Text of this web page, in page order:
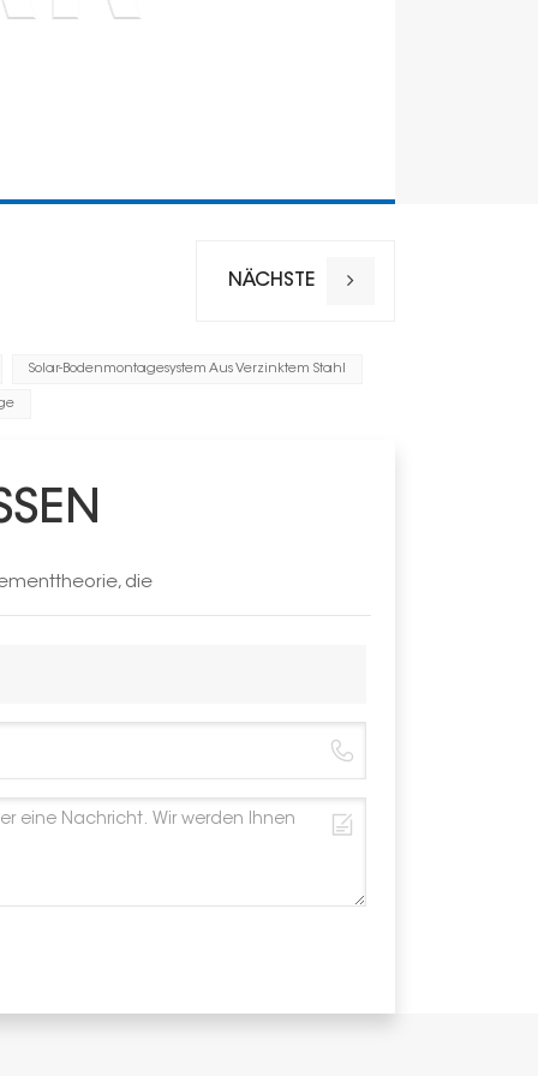
NÄCHSTE
Solar-Bodenmontagesystem Aus Verzinktem Stahl
die